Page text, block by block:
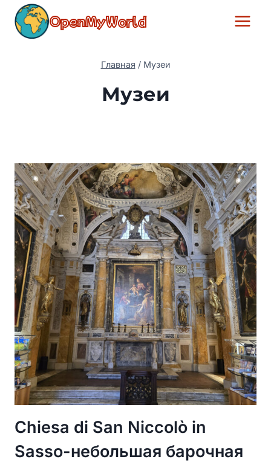
Перейти
содержимому
OpenMyWorld
Главная / Музеи
Музеи
Chiesa di San Niccolò in
Sasso-небольшая барочная